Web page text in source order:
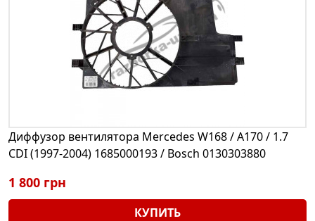
Диффузор вентилятора Mercedes W168 / A170 / 1.7
CDI (1997-2004) 1685000193 / Bosch 0130303880
1 800 грн
КУПИТЬ